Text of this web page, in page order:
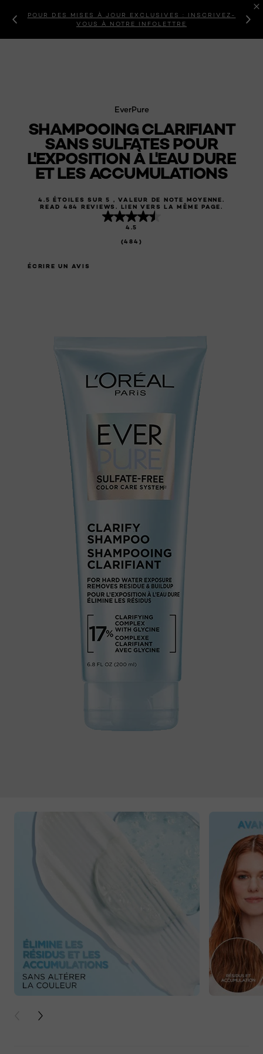
POUR DES MISES À JOUR EXCLUSIVES : INSCRIVEZ-
VOUS À NOTRE INFOLETTRE
EverPure
SHAMPOOING CLARIFIANT
SANS SULFATES POUR
L'EXPOSITION À L'EAU DURE
ET LES ACCUMULATIONS
4.5 ÉTOILES SUR 5 , VALEUR DE NOTE MOYENNE.
READ 484 REVIEWS. LIEN VERS LA MÊME PAGE.
4.5
(484)
ÉCRIRE UN AVIS
PREVIOUS CARD
NEXT CARD